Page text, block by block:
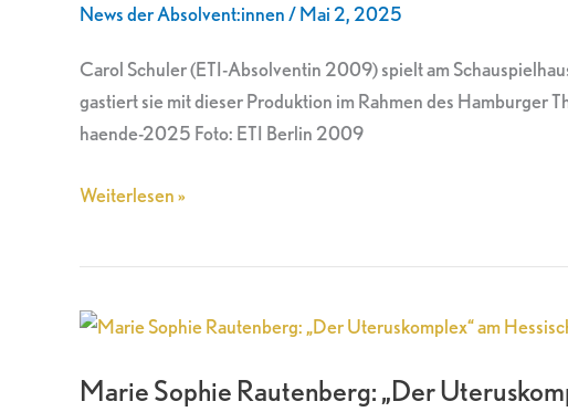
News der Absolvent:innen/Mai 2, 2025
Carol Schuler (ETI-Absolventin 2009) spielt am
gastiert sie mit dieser Produktion im Rahmen des Hamburger
haende-2025 Foto: ETI Berlin 2009
beim
Hamburger
Theater
Festival
Weiterlesen »
Marie Sophie Rautenberg: „Der
Marie
Rautenberg: